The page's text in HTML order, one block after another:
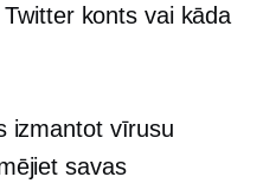
konts vai kāda
izmantot vīrusu
savas